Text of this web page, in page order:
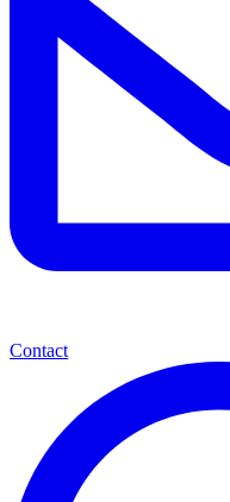
Contact